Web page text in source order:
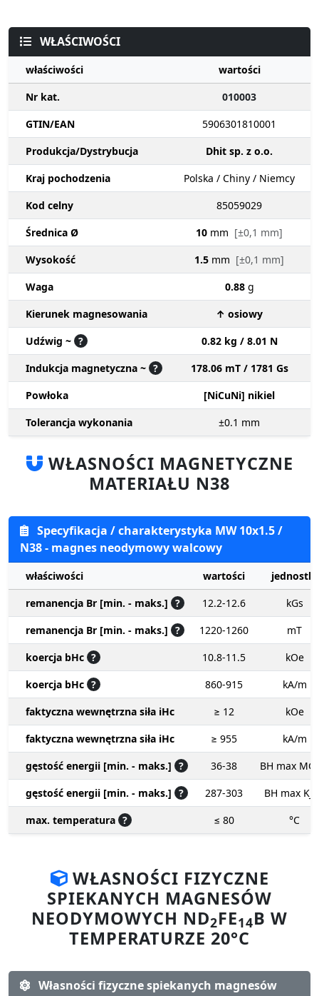
WŁAŚCIWOŚCI
właściwości
wartości
Nr kat.
010003
GTIN/EAN
5906301810001
Produkcja/Dystrybucja
Dhit sp. z o.o.
Kraj pochodzenia
Polska / Chiny / Niemcy
Kod celny
85059029
Średnica Ø
10 mm [±0,1 mm]
Wysokość
1.5 mm [±0,1 mm]
Waga
0.88 g
Kierunek magnesowania
↑ osiowy
Udźwig ~ ?
0.82 kg / 8.01 N
Indukcja magnetyczna ~ ?
178.06 mT / 1781 Gs
Powłoka
[NiCuNi] nikiel
Tolerancja wykonania
±0.1 mm
WŁASNOŚCI MAGNETYCZNE
MATERIAŁU N38
Specyfikacja / charakterystyka MW 10x1.5 /
N38 - magnes neodymowy walcowy
właściwości wartości
jednostki
remanencja Br [min. - maks.] ? 12.2-12.6
kGs
remanencja Br [min. - maks.] ? 1220-1260
mT
koercja bHc ? 10.8-11.5
kOe
koercja bHc ? 860-915
kA/m
faktyczna wewnętrzna siła iHc
≥ 12
kOe
faktyczna wewnętrzna siła iHc
≥ 955
kA/m
gęstość energii [min. - maks.] ? 36-38
BH max
gęstość energii [min. - maks.] ? 287-303
BH max
max. temperatura ? ≤ 80 °C
WŁASNOŚCI FIZYCZNE
SPIEKANYCH MAGNESÓW
NEODYMOWYCH ND2FE14B W
TEMPERATURZE 20°C
Własności fizyczne spiekanych magnesów